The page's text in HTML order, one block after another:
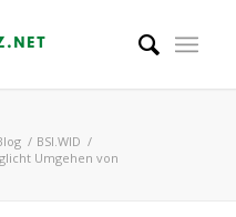
/ BSI.WID /
Umgehen von